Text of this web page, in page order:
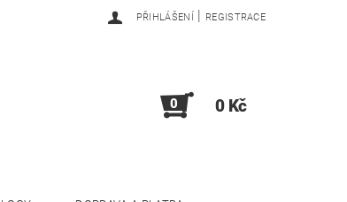
PŘIHLÁŠENÍ | REGISTRACE
0 0 Kč